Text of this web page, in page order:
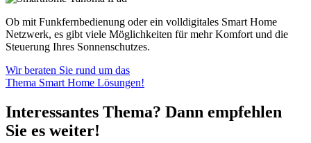
Ob mit Funkfernbedienung oder ein volldigitales Smart Home
Netzwerk, es gibt viele Möglichkeiten für mehr Komfort und die
Steuerung Ihres Sonnenschutzes.
Wir beraten Sie rund um das
Thema Smart Home Lösungen!
Interessantes Thema? Dann empfehlen
Sie es weiter!